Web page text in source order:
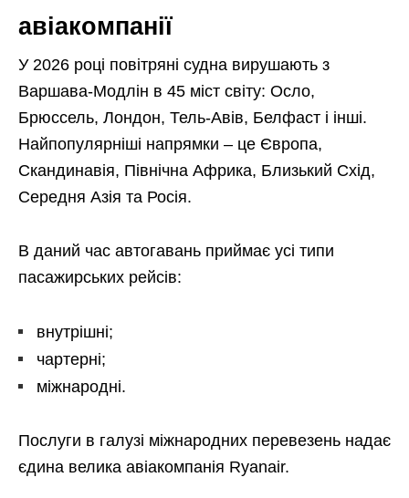
авіакомпанії
У 2026 році повітряні судна вирушають з
Варшава-Модлін в 45 міст світу: Осло,
Брюссель, Лондон, Тель-Авів, Белфаст і інші.
Найпопулярніші напрямки – це Європа,
Скандинавія, Північна Африка, Близький Схід,
Середня Азія та Росія.
В даний час автогавань приймає усі типи
пасажирських рейсів:
внутрішні;
чартерні;
міжнародні.
Послуги в галузі міжнародних перевезень надає
єдина велика авіакомпанія Ryanair.